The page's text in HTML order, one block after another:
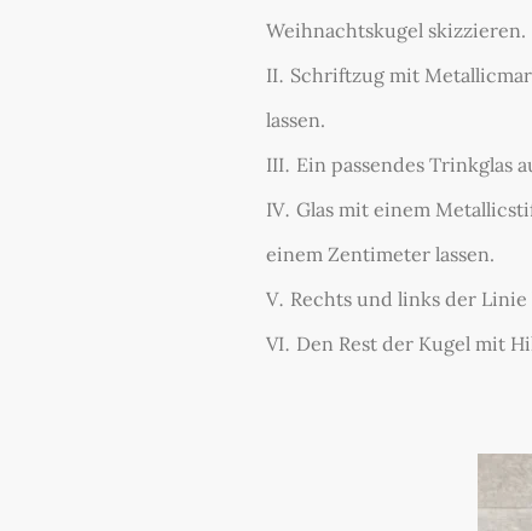
Weihnachtskugel skizzieren.
Schriftzug mit
lassen.
Ein passendes Trinkglas
Glas mit einem
einem Zentimeter lassen.
Rechts und links der
Den Rest der Kugel mit